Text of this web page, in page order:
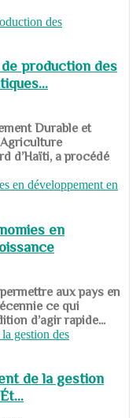
production des
Durable et
d’Haïti, a procédé
en
aux pays en
ce qui
d’agir rapide...
de la gestion